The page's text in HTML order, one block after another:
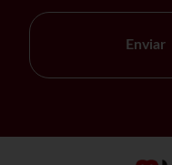
Enviar